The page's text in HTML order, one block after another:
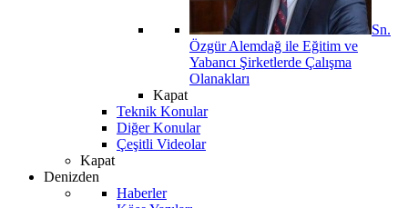
Sn.
Özgür Alemdağ ile Eğitim ve
Yabancı Şirketlerde Çalışma
Olanakları
Kapat
Teknik Konular
Diğer Konular
Çeşitli Videolar
Kapat
Denizden
Haberler